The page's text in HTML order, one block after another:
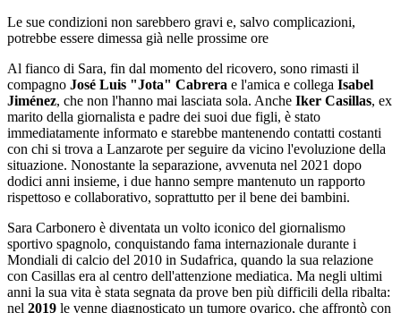
Le sue condizioni non sarebbero gravi e, salvo complicazioni,
potrebbe essere dimessa già nelle prossime ore
Al fianco di Sara, fin dal momento del ricovero, sono rimasti il
compagno José Luis "Jota" Cabrera e l'amica e collega Isabel
Jiménez, che non l'hanno mai lasciata sola. Anche Iker Casillas, ex
marito della giornalista e padre dei suoi due figli, è stato
immediatamente informato e starebbe mantenendo contatti costanti
con chi si trova a Lanzarote per seguire da vicino l'evoluzione della
situazione. Nonostante la separazione, avvenuta nel 2021 dopo
dodici anni insieme, i due hanno sempre mantenuto un rapporto
rispettoso e collaborativo, soprattutto per il bene dei bambini.
Sara Carbonero è diventata un volto iconico del giornalismo
sportivo spagnolo, conquistando fama internazionale durante i
Mondiali di calcio del 2010 in Sudafrica, quando la sua relazione
con Casillas era al centro dell'attenzione mediatica. Ma negli ultimi
anni la sua vita è stata segnata da prove ben più difficili della ribalta:
nel 2019 le venne diagnosticato un tumore ovarico, che affrontò con